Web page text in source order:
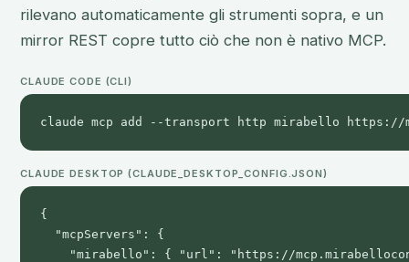
rilevano automaticamente gli strumenti sopra, e un
mirror REST copre tutto ciò che non è nativo MCP.
CLAUDE CODE (CLI)
claude mcp add --transport http mirabello https://
CLAUDE DESKTOP (CLAUDE_DESKTOP_CONFIG.JSON)
{
  "mcpServers": {
"mirabello": { "url": "https://